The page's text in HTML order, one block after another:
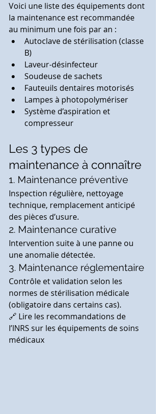
Voici une liste des équipements dont
la maintenance est recommandée
au minimum une fois par an :
Autoclave de stérilisation (classe
B)
Laveur-désinfecteur
Soudeuse de sachets
Fauteuils dentaires motorisés
Lampes à photopolymériser
Système d’aspiration et
compresseur
Les 3 types de
maintenance à connaître
1. Maintenance préventive
Inspection régulière, nettoyage
technique, remplacement anticipé
des pièces d’usure.
2. Maintenance curative
Intervention suite à une panne ou
une anomalie détectée.
3. Maintenance réglementaire
Contrôle et validation selon les
normes de stérilisation médicale
(obligatoire dans certains cas).
🔗 Lire les recommandations de
l’INRS sur les équipements de soins
médicaux